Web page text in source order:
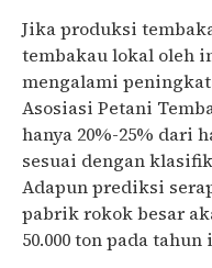
Jika produksi
tembakau lokal oleh
mengalami
Asosiasi Petani
hanya 20%-25% dari
sesuai dengan
Adapun prediksi
pabrik rokok besar
50.000 ton pada tahun